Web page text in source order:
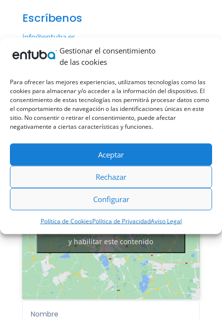
Gestionar el consentimiento
de las cookies
Para ofrecer las mejores experiencias, utilizamos tecnologías como las
cookies para almacenar y/o acceder a la información del dispositivo. El
consentimiento de estas tecnologías nos permitirá procesar datos como
el comportamiento de navegación o las identificaciones únicas en este
sitio. No consentir o retirar el consentimiento, puede afectar
negativamente a ciertas características y funciones.
Aceptar
Rechazar
Configurar
Política de CookiesPolítica de PrivacidadAviso Legal
Escríbenos
info@entuba.es
Nuestras instalaciones
Polígono Empresarium
C/ Romero, parcela 8, nave 2
50720 La Cartuja, Zaragoza
y habilitar este contenido